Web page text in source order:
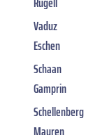
Vaduz
Eschen
Schaan
Gamprin
Schellenberg